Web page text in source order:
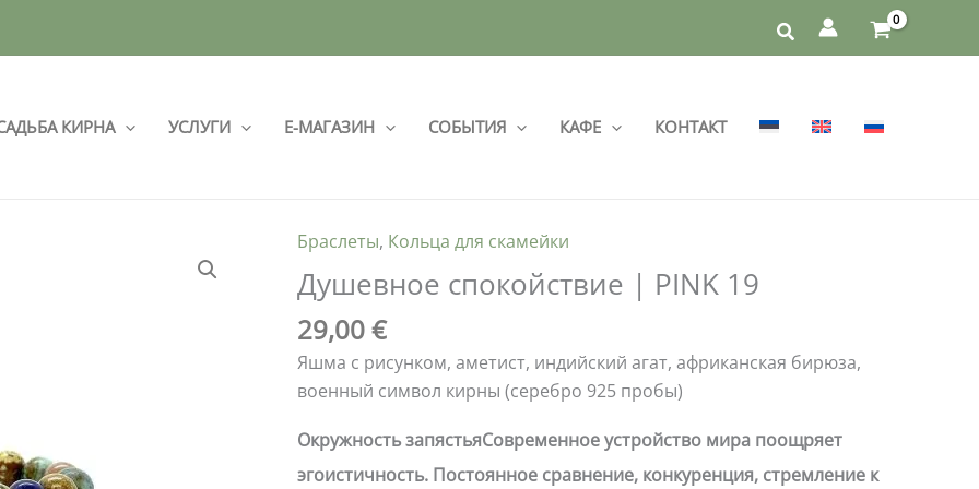
КИРНА УСЛУГИ Е-МАГАЗИН СОБЫТИЯ КАФЕ КОНТАКТ
Браслеты, Кольца для скамейки
Душевное спокойствие | PINK 19
29,00€
Яшма с рисунком, аметист, индийский агат, африканская бирюза,
военный символ кирны (серебро 925 пробы)
Окружность запястьяСовременное устройство мира поощряет
эгоистичность. Постоянное сравнение, конкуренция, стремление к
Количество
товара
Душевное
спокойствие
|
PINK